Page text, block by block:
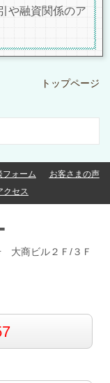
や融資関係のア
トップページ
フォーム
お客さまの声
クセス
大商ビル２Ｆ/３Ｆ